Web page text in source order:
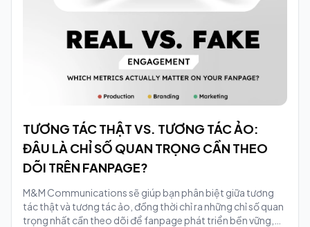
TƯƠNG TÁC THẬT VS. TƯƠNG TÁC ẢO:
ĐÂU LÀ CHỈ SỐ QUAN TRỌNG CẦN THEO
DÕI TRÊN FANPAGE?
M&M Communications sẽ giúp bạn phân biệt giữa tương
tác thật và tương tác ảo, đồng thời chỉ ra những chỉ số quan
trọng nhất cần theo dõi để fanpage phát triển bền vững,